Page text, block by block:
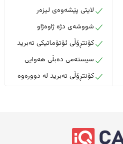
لایتی پێشەوەی لیزەر
شووشەی دژە ژاوەژاو
کۆنتڕۆڵی ئۆتۆماتیکی تەبرید
سیستەمی دەبڵی هەوایی
کۆنتڕۆڵی تەبرید لە دوورەوە